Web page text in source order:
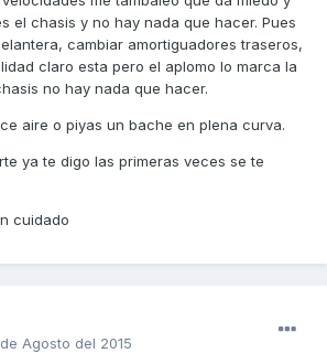
el chasis y no hay nada que hacer. Pues
cambiar amortiguadores traseros,
claro esta pero el aplomo lo marca la
no hay nada que hacer.
aire o piyas un bache en plena curva.
ya te digo las primeras veces se te
cuidado
Agosto del 2015